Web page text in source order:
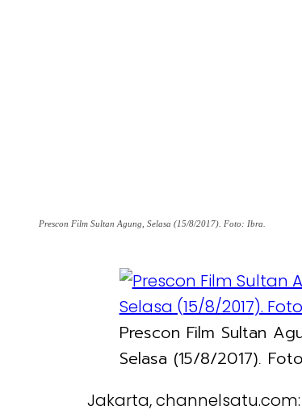
Prescon Film Sultan Agung, Selasa (15/8/2017). Foto: Ibra.
Prescon Film Sultan
Selasa (15/8/2017).
Jakarta,